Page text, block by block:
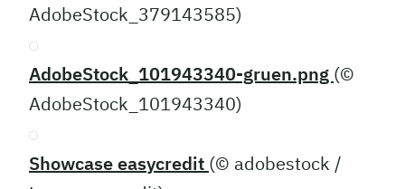
AdobeStock_379143585)
AdobeStock_101943340-gruen.png (©
AdobeStock_101943340)
Showcase easycredit (© adobestock /